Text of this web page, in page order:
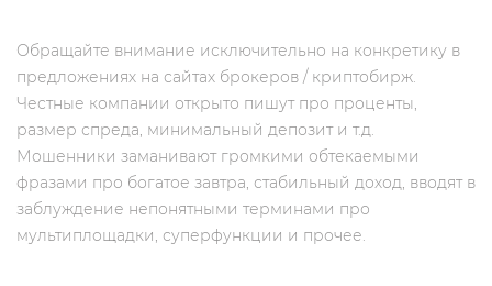
Обращайте внимание исключительно на конкретику в
предложениях на сайтах брокеров / криптобирж.
Честные компании открыто пишут про проценты,
размер спреда, минимальный депозит и т.д.
Мошенники заманивают громкими обтекаемыми
фразами про богатое завтра, стабильный доход, вводят в
заблуждение непонятными терминами про
мультиплощадки, суперфункции и прочее.